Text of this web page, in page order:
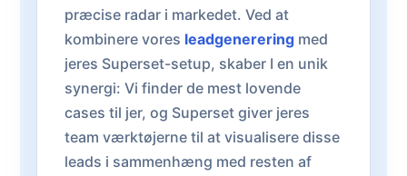
præcise radar i markedet. Ved at
kombinere vores leadgenerering med
jeres Superset-setup, skaber I en unik
synergi: Vi finder de mest lovende
cases til jer, og Superset giver jeres
team værktøjerne til at visualisere disse
leads i sammenhæng med resten af